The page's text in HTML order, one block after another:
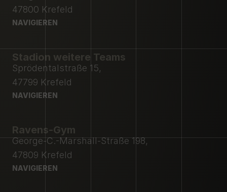
47800 Krefeld
NAVIGIEREN
Stadion weitere Teams
Sprödentalstraße 15,
47799 Krefeld
NAVIGIEREN
Ravens-Gym
George-C.-Marshall-Straße 198,
47809 Krefeld
NAVIGIEREN